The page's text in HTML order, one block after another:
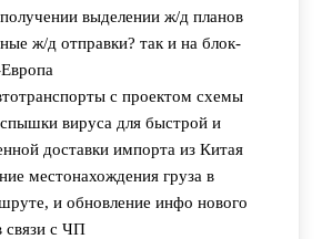
выделении ж/д планов
ж/д отправки? так и на блок-
с проектом схемы
вируса для быстрой и
доставки импорта из Китая
местонахождения груза в
и обновление инфо нового
связи с ЧП